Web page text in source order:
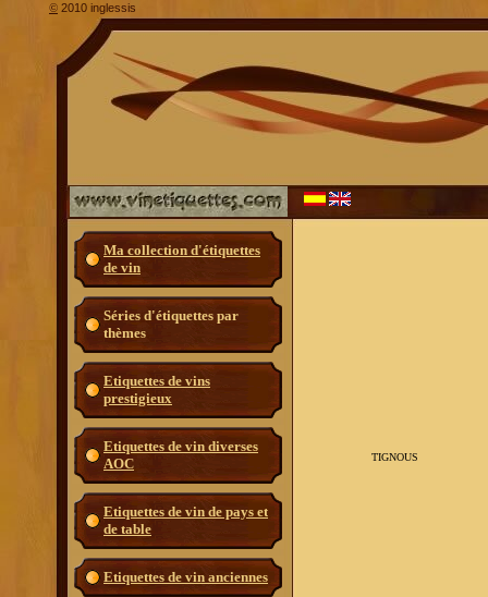
Ma collection d'étiquettes
de vin
Séries d'étiquettes par
thèmes
Etiquettes de vins
prestigieux
Etiquettes de vin diverses
AOC
Etiquettes de vin de pays et
de table
Etiquettes de vin anciennes
TIGNOUS
© 2010 inglessis